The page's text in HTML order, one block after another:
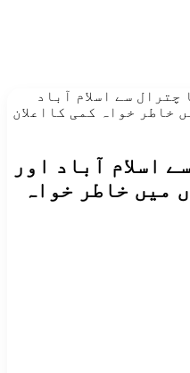
چترال سے اسلام آباد
خاطر خواہ کمی کااعلان
اسلام آباد اور
میں خاطر خواہ